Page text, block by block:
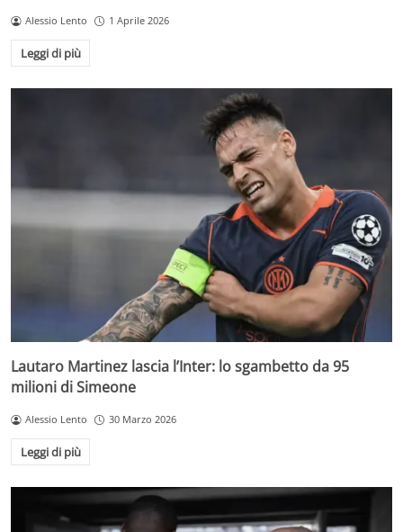
Alessio Lento 1 Aprile 2026
Leggi di più
Lautaro Martinez lascia l’Inter: lo sgambetto da 95
milioni di Simeone
Alessio Lento 30 Marzo 2026
Leggi di più